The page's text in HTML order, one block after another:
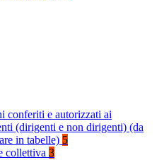
conferiti e autorizzati ai
(dirigenti e non dirigenti) (da
in tabelle) 5
collettiva 3